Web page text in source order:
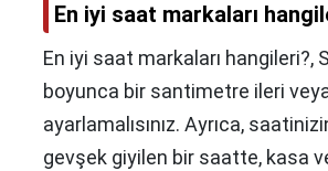
En iyi saat markaları
En iyi saat markaları hangileri?,
boyunca bir santimetre ileri
ayarlamalısınız. Ayrıca,
gevşek giyilen bir saatte, kasa